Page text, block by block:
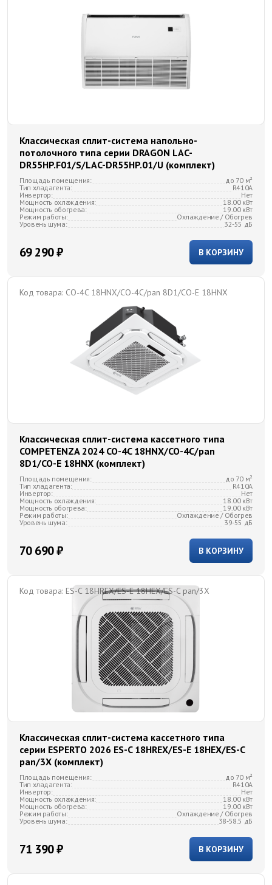
Классическая сплит-система напольно-
потолочного типа серии DRAGON LAC-
DR55HP.F01/S/LAC-DR55HP.01/U (комплект)
Площадь помещения:
до 70 м²
Тип хладагента:
R410A
Инвертор:
Нет
Мощность охлаждения:
18.00 кВт
Мощность обогрева:
19.00 кВт
Режим работы:
Охлаждение / Обогрев
Уровень шума:
32-55 дБ
В КОРЗИНУ
69 290 ₽
Код товара: CO-4C 18HNX/CO-4C/pan 8D1/CO-E 18HNX
Классическая сплит-система кассетного типа
COMPETENZA 2024 CO-4C 18HNX/CO-4C/pan
8D1/CO-E 18HNX (комплект)
Площадь помещения:
до 70 м²
Тип хладагента:
R410A
Инвертор:
Нет
Мощность охлаждения:
18.00 кВт
Мощность обогрева:
19.00 кВт
Режим работы:
Охлаждение / Обогрев
Уровень шума:
39-55 дБ
В КОРЗИНУ
70 690 ₽
Код товара: ES-C 18HREX/ES-E 18HEX/ES-C pan/3X
Классическая сплит-система кассетного типа
серии ESPERTO 2026 ES-C 18HREX/ES-E 18HEX/ES-C
pan/3X (комплект)
Площадь помещения:
до 70 м²
Тип хладагента:
R410A
Инвертор:
Нет
Мощность охлаждения:
18.00 кВт
Мощность обогрева:
19.00 кВт
Режим работы:
Охлаждение / Обогрев
Уровень шума:
38-58.5 дБ
В КОРЗИНУ
71 390 ₽